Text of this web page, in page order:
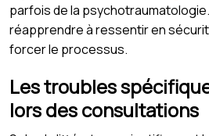
parfois de la psychotraumatologie.
réapprendre à ressentir en
forcer le processus.
Les troubles
lors des consultations